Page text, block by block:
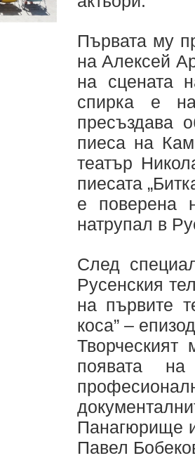
Първата му
на Алексей
на сцената
спирка е
пресъздава
пиеса на
театър
пиесата
е поверена
натрупал в
След
Русенския
на първите
коса” –
появата
Панагюрище
Павел